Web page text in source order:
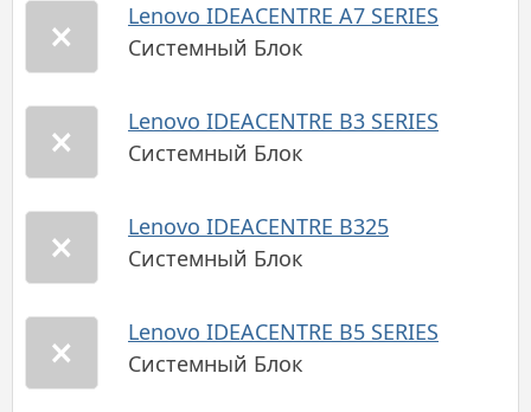
Lenovo IDEACENTRE A7 SERIES
Системный Блок
Lenovo IDEACENTRE B3 SERIES
Системный Блок
Lenovo IDEACENTRE B325
Системный Блок
Lenovo IDEACENTRE B5 SERIES
Системный Блок